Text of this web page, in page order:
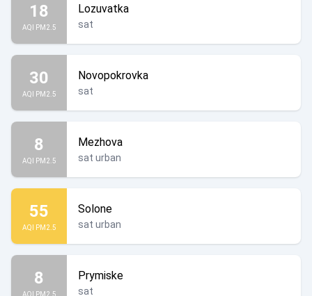
18
AQI PM2.5
Lozuvatka
sat
30
AQI PM2.5
Novopokrovka
sat
8
AQI PM2.5
Mezhova
sat urban
55
AQI PM2.5
Solone
sat urban
8
AQI PM2.5
Prymiske
sat